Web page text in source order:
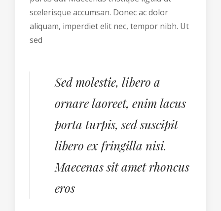
scelerisque accumsan. Donec ac dolor
aliquam, imperdiet elit nec, tempor nibh. Ut
sed
Sed molestie, libero a
ornare laoreet, enim lacus
porta turpis, sed suscipit
libero ex fringilla nisi.
Maecenas sit amet rhoncus
eros